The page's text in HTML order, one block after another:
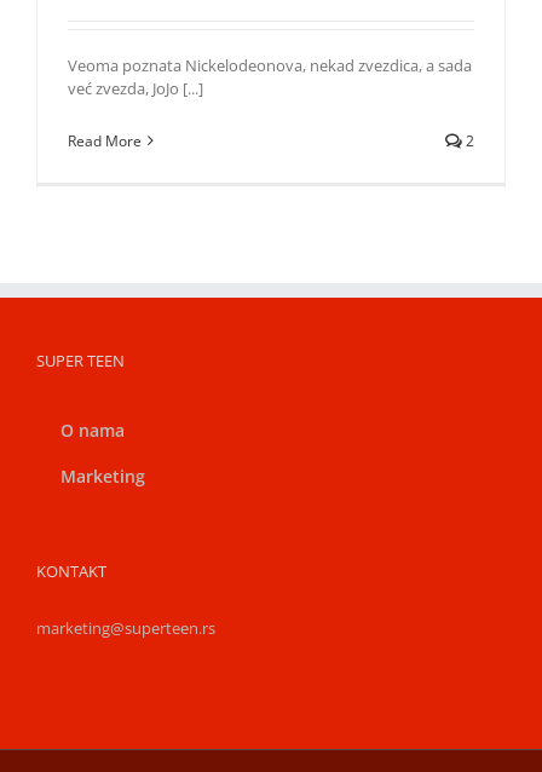
Veoma poznata Nickelodeonova, nekad zvezdica, a sada
već zvezda, JoJo [...]
Read More 2
SUPER TEEN
O nama
Marketing
KONTAKT
marketing@superteen.rs